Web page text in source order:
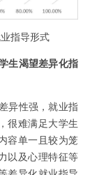
指导形式
生渴望差异化指
异性强，就业指
很难满足大学生
容单一且较为笼
以及心理特征等